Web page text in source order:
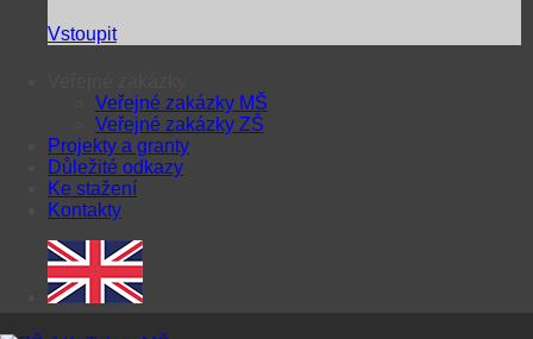
Vstoupit
Veřejné zakázky MŠ
Veřejné zakázky ZŠ
Projekty a granty
Důležité odkazy
Ke stažení
Kontakty